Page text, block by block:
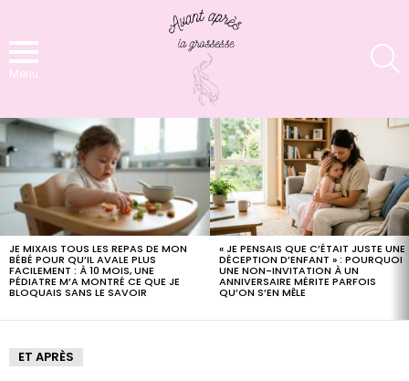
Menu
LATEST
STORIES
JE MIXAIS TOUS LES REPAS DE MON
BÉBÉ POUR QU’IL AVALE PLUS
FACILEMENT : À 10 MOIS, UNE
PÉDIATRE M’A MONTRÉ CE QUE JE
BLOQUAIS SANS LE SAVOIR
« JE PENSAIS QUE C’ÉTAIT JUSTE UNE
DÉCEPTION D’ENFANT » : POURQUOI
UNE NON-INVITATION À UN
ANNIVERSAIRE MÉRITE PARFOIS
QU’ON S’EN MÊLE
ET APRÈS